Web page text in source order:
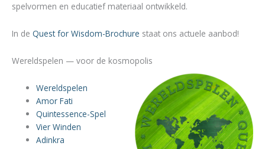
spelvormen en educatief materiaal ontwikkeld.
In de Quest for Wisdom-Brochure staat ons actuele aanbod!
Wereldspelen — voor de kosmopolis
Wereldspelen
Amor Fati
Quintessence-Spel
Vier Winden
Adinkra